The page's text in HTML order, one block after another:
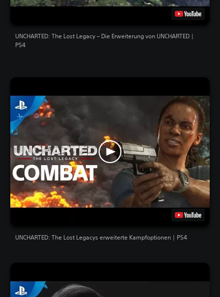
UNCHARTED: The Lost Legacy – Die Erweiterung von UNCHARTED |
PS4
UNCHARTED: The Lost Legacys erweiterte Kampfoptionen | PS4